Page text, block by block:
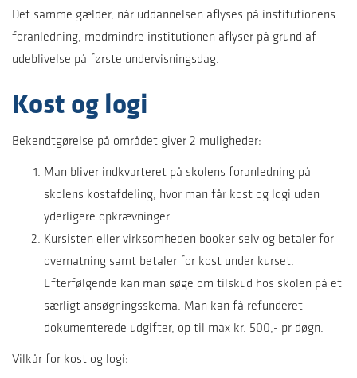
Det samme gælder, når uddannelsen aflyses på institutionens
foranledning, medmindre institutionen aflyser på grund af
udeblivelse på første undervisningsdag.
Kost og logi
Bekendtgørelse på området giver 2 muligheder:
Man bliver indkvarteret på skolens foranledning på
skolens kostafdeling, hvor man får kost og logi uden
yderligere opkrævninger.
Kursisten eller virksomheden booker selv og betaler for
overnatning samt betaler for kost under kurset.
Efterfølgende kan man søge om tilskud hos skolen på et
særligt ansøgningsskema. Man kan få refunderet
dokumenterede udgifter, op til max kr. 500,- pr døgn.
Vilkår for kost og logi: